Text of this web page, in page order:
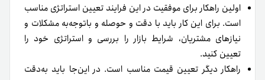
اولین راهکار برای موفقیت در این فرایند تعیین استراتژی مناسب
است. برای این کار باید با دقت و حوصله و با‌توجه‌به مشکلات و
نیازهای مشتریان، شرایط بازار را بررسی و استراتژی خود را
تعیین کنید.
راهکار دیگر تعیین قیمت مناسب است. در این‌جا باید به‌دقت